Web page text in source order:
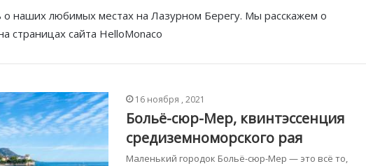
наших любимых местах на Лазурном Берегу. Мы расскажем о
страницах сайта HelloMonaco
16 ноября , 2021
Больё-сюр-Мер, квинтэссенция
средиземноморского рая
Маленький городок Больё-сюр-Мер — это всё то,